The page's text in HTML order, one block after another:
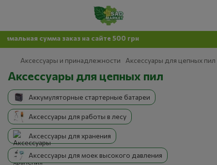
заказ на сайте 500 грн
Аксессуары и принадлежности Аксессуары для цепных пил
Аксессуары для цепных пил
Аккумуляторные стартерные батареи
Аксессуары для работы в лесу
Аксессуары для хранения
Аксессуары для моек высокого давления